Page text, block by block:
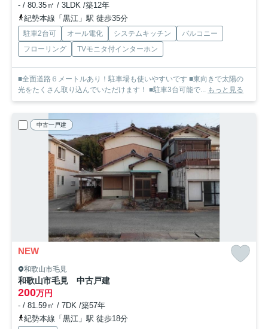
- / 80.35㎡ / 3LDK /築12年
紀勢本線「黒江」駅 徒歩35分
駐車2台可 オール電化 システムキッチン
バルコニー
フローリング
TVモニタ付インターホン
■全面道路６メートルあり！駐車場も使いやすいです ■東向きで太陽の
光をたくさん取り込んでいただけます！ ■駐車3台可能で... もっと見る
中古一戸建
NEW
和歌山市毛見
和歌山市毛見 中古戸建
200万円
- / 81.59㎡ / 7DK /築57年
紀勢本線「黒江」駅 徒歩18分